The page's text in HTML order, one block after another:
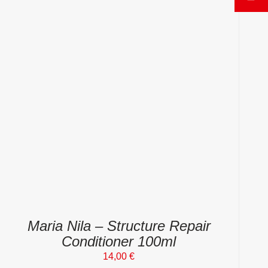
Maria Nila – Structure Repair
Conditioner 100ml
14,00€